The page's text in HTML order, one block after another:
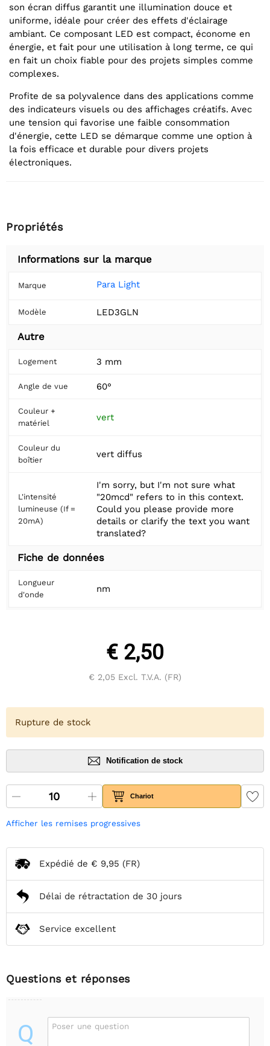
son écran diffus garantit une illumination douce et
uniforme, idéale pour créer des effets d'éclairage
ambiant. Ce composant LED est compact, économe en
énergie, et fait pour une utilisation à long terme, ce qui
en fait un choix fiable pour des projets simples comme
complexes.
Profite de sa polyvalence dans des applications comme
des indicateurs visuels ou des affichages créatifs. Avec
une tension qui favorise une faible consommation
d'énergie, cette LED se démarque comme une option à
la fois efficace et durable pour divers projets
électroniques.
Propriétés
Informations sur la marque
Marque Para Light
Modèle LED3GLN
Autre
Logement 3 mm
Angle de vue 60°
Couleur +
matériel
vert
Couleur du
boîtier
vert diffus
L'intensité
lumineuse (If =
20mA)
I'm sorry, but I'm not sure what
"20mcd" refers to in this context.
Could you please provide more
details or clarify the text you want
translated?
Fiche de données
Longueur
d'onde
nm
€ 2,50
€ 2,05 Excl. T.V.A. (FR)
Rupture de stock
Notification de stock
Chariot
Afficher les remises progressives
Expédié de € 9,95 (FR)
Délai de rétractation de 30 jours
Service excellent
Questions et réponses
Q Poser une question